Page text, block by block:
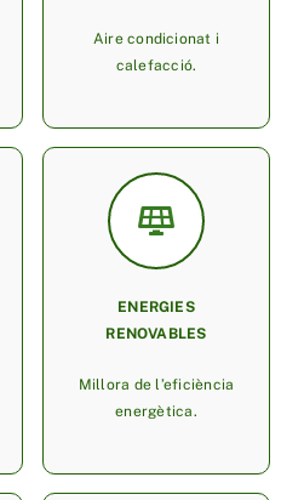
Aire condicionat i
calefacció.
ENERGIES
RENOVABLES
Millora de l’eficiència
energètica.